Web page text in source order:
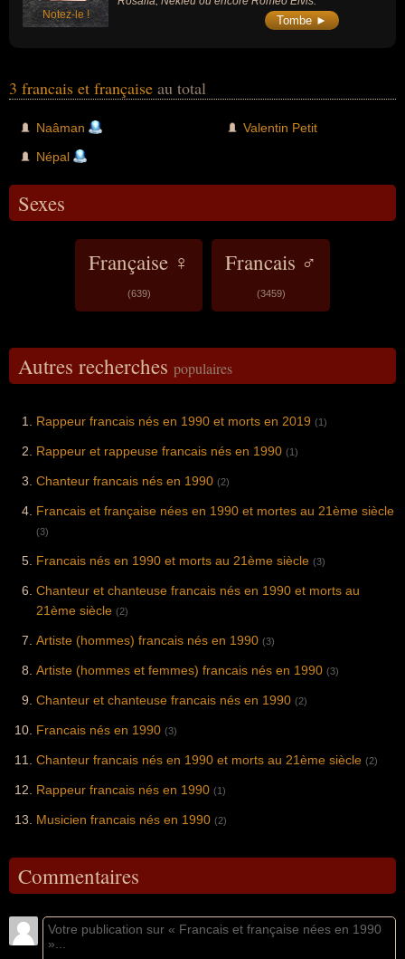
Notez-le ! Tombe ►
3 francais et française au total
Naâman
Népal
Valentin Petit
Sexes
Française ♀
(639)
Francais ♂
(3459)
Autres recherches populaires
Rappeur francais nés en 1990 et morts en 2019 (1)
Rappeur et rappeuse francais nés en 1990 (1)
Chanteur francais nés en 1990 (2)
Francais et française nées en 1990 et mortes au 21ème siècle
(3)
Francais nés en 1990 et morts au 21ème siècle (3)
Chanteur et chanteuse francais nés en 1990 et morts au
21ème siècle (2)
Artiste (hommes) francais nés en 1990 (3)
Artiste (hommes et femmes) francais nés en 1990 (3)
Chanteur et chanteuse francais nés en 1990 (2)
Francais nés en 1990 (3)
Chanteur francais nés en 1990 et morts au 21ème siècle (2)
Rappeur francais nés en 1990 (1)
Musicien francais nés en 1990 (2)
Commentaires